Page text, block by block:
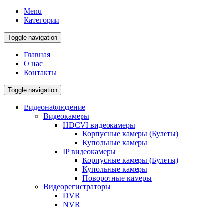
Menu
Категории
Toggle navigation
Главная
О нас
Контакты
Toggle navigation
Видеонаблюдение
Видеокамеры
HDCVI видеокамеры
Корпусные камеры (Булеты)
Купольные камеры
IP видеокамеры
Корпусные камеры (Булеты)
Купольные камеры
Поворотные камеры
Видеорегистраторы
DVR
NVR